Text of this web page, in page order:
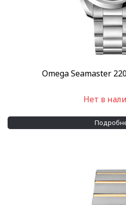
Omega Seamaster
Нет в